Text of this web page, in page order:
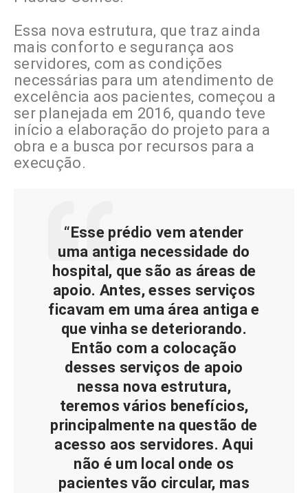
Essa nova estrutura, que traz ainda
mais conforto e segurança aos
servidores, com as condições
necessárias para um atendimento de
excelência aos pacientes, começou a
ser planejada em 2016, quando teve
início a elaboração do projeto para a
obra e a busca por recursos para a
execução.
“Esse prédio vem atender
uma antiga necessidade do
hospital, que são as áreas de
apoio. Antes, esses serviços
ficavam em uma área antiga e
que vinha se deteriorando.
Então com a colocação
desses serviços de apoio
nessa nova estrutura,
teremos vários benefícios,
principalmente na questão de
acesso aos servidores. Aqui
não é um local onde os
pacientes vão circular, mas